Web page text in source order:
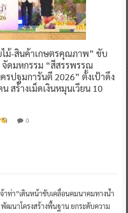
ม้-สินค้าเกษตรคุณภาพ” ขับ
จัดมหกรรม “สีสรรพรรณ
รปฐมการันตี 2026” ตั้งเป้าดึง
สร้างเม็ดเงินหมุนเวียน 10
0
จ้าท่า”เดินหน้าขับเคลื่อนคมนาคมทางน้ำ
ฒนาโครงสร้างพื้นฐาน ยกระดับความ